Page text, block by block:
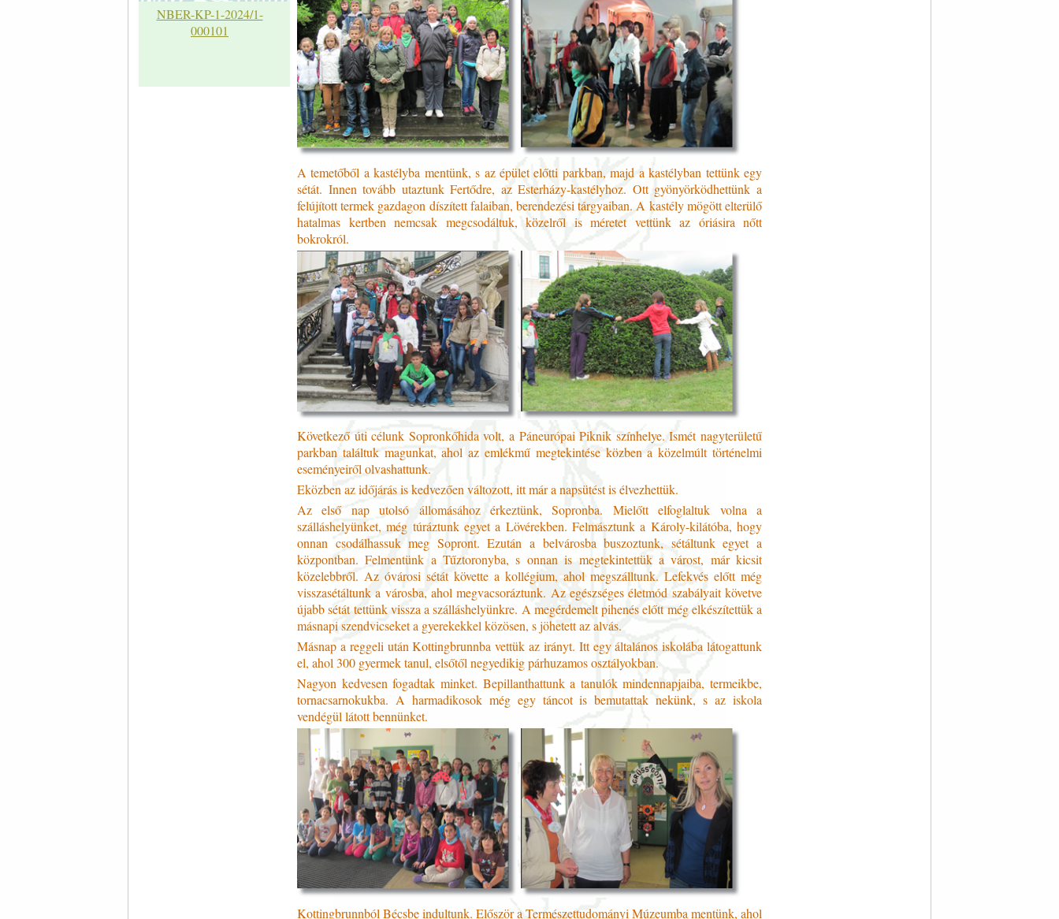
NBER-KP-1-2024/1-
000101
A temetőből a kastélyba mentünk, s az épület előtti parkban, majd a kastélyban tettünk egy
sétát. Innen tovább utaztunk Fertődre, az Esterházy-kastélyhoz. Ott gyönyörködhettünk a
felújított termek gazdagon díszített falaiban, berendezési tárgyaiban. A kastély mögött elterülő
hatalmas kertben nemcsak megcsodáltuk, közelről is méretet vettünk az óriásira nőtt
bokrokról.
Következő úti célunk Sopronkőhida volt, a Páneurópai Piknik színhelye. Ismét nagyterületű
parkban találtuk magunkat, ahol az emlékmű megtekintése közben a közelmúlt történelmi
eseményeiről olvashattunk.
Eközben az időjárás is kedvezően változott, itt már a napsütést is élvezhettük.
Az első nap utolsó állomásához érkeztünk, Sopronba. Mielőtt elfoglaltuk volna a
szálláshelyünket, még túráztunk egyet a Lövérekben. Felmásztunk a Károly-kilátóba, hogy
onnan csodálhassuk meg Sopront. Ezután a belvárosba buszoztunk, sétáltunk egyet a
központban. Felmentünk a Tűztoronyba, s onnan is megtekintettük a várost, már kicsit
közelebbről. Az óvárosi sétát követte a kollégium, ahol megszálltunk. Lefekvés előtt még
visszasétáltunk a városba, ahol megvacsoráztunk. Az egészséges életmód szabályait követve
újabb sétát tettünk vissza a szálláshelyünkre. A megérdemelt pihenés előtt még elkészítettük a
másnapi szendvicseket a gyerekekkel közösen, s jöhetett az alvás.
Másnap a reggeli után Kottingbrunnba vettük az irányt. Itt egy általános iskolába látogattunk
el, ahol 300 gyermek tanul, elsőtől negyedikig párhuzamos osztályokban.
Nagyon kedvesen fogadtak minket. Bepillanthattunk a tanulók mindennapjaiba, termeikbe,
tornacsarnokukba. A harmadikosok még egy táncot is bemutattak nekünk, s az iskola
vendégül látott bennünket.
Kottingbrunnból Bécsbe indultunk. Először a Természettudományi Múzeumba mentünk, ahol